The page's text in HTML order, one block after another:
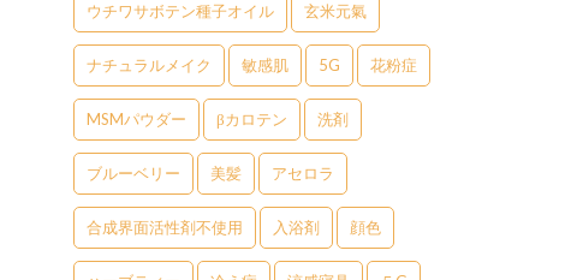
ウチワサボテン種子オイル 玄米元氣
ナチュラルメイク 敏感肌 5G 花粉症
MSMパウダー βカロテン 洗剤
ブルーベリー 美髪 アセロラ
合成界面活性剤不使用 入浴剤 顔色